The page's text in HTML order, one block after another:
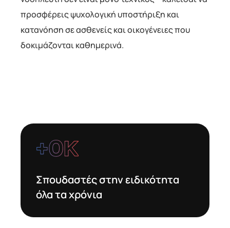
προσφέρεις ψυχολογική υποστήριξη και
κατανόηση σε ασθενείς και οικογένειες που
δοκιμάζονται καθημερινά.
+0Κ
Σπουδαστές στην ειδικότητα
όλα τα χρόνια